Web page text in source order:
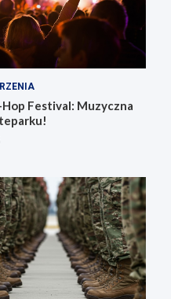
Festival: Muzyczna